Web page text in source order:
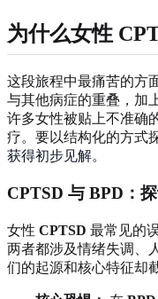
为什么女性
这段旅程中最痛苦的方
与其他病症的重叠，加
许多女性被贴上不准确
疗。要以结构化的方式
获得初步见解。
CPTSD 与 BPD：
女性 CPTSD 最常见的
两者都涉及情绪失调、
们的起源和核心特征却